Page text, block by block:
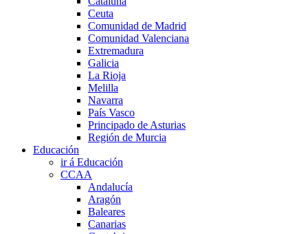
Ceuta
Comunidad de Madrid
Comunidad Valenciana
Extremadura
Galicia
La Rioja
Melilla
Navarra
País Vasco
Principado de Asturias
Región de Murcia
Educación
ir á Educación
CCAA
Andalucía
Aragón
Baleares
Canarias